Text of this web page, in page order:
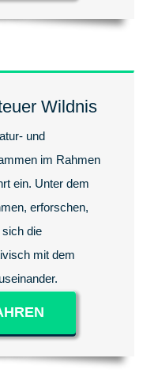
Wildnis
und
im Rahmen
ein. Unter dem
erforschen,
sich die
mit dem